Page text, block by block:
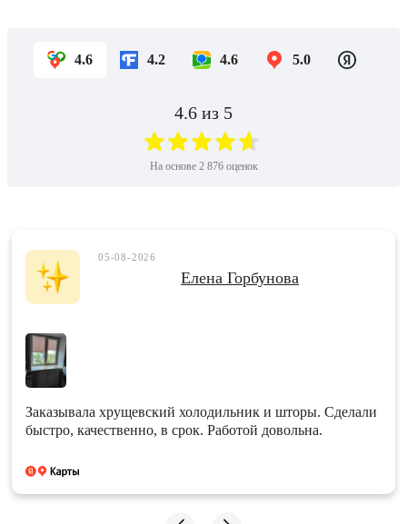
4.6 4.2 4.6 5.0
4.6 из 5
На основе 2 876оценок
05-08-2026
Елена Горбунова
Заказывала хрущевский холодильник и шторы. Сделали
быстро, качественно, в срок. Работой довольна.